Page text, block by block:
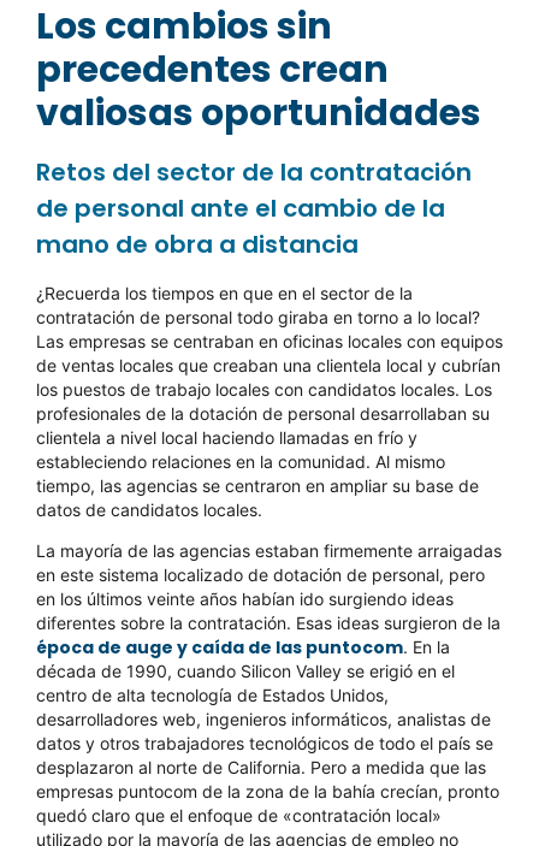
Los cambios sin
precedentes crean
valiosas oportunidades
Retos del sector de la contratación
de personal ante el cambio de la
mano de obra a distancia
¿Recuerda los tiempos en que en el sector de la
contratación de personal todo giraba en torno a lo local?
Las empresas se centraban en oficinas locales con equipos
de ventas locales que creaban una clientela local y cubrían
los puestos de trabajo locales con candidatos locales. Los
profesionales de la dotación de personal desarrollaban su
clientela a nivel local haciendo llamadas en frío y
estableciendo relaciones en la comunidad. Al mismo
tiempo, las agencias se centraron en ampliar su base de
datos de candidatos locales.
La mayoría de las agencias estaban firmemente arraigadas
en este sistema localizado de dotación de personal, pero
en los últimos veinte años habían ido surgiendo ideas
diferentes sobre la contratación. Esas ideas surgieron de la
época de auge y caída de las puntocom. En la
década de 1990, cuando Silicon Valley se erigió en el
centro de alta tecnología de Estados Unidos,
desarrolladores web, ingenieros informáticos, analistas de
datos y otros trabajadores tecnológicos de todo el país se
desplazaron al norte de California. Pero a medida que las
empresas puntocom de la zona de la bahía crecían, pronto
quedó claro que el enfoque de «contratación local»
utilizado por la mayoría de las agencias de empleo no